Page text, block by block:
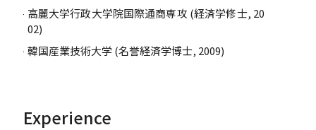
高麗大学行政大学院国際通商専攻 (経済学修士, 20
02)
韓国産業技術大学 (名誉経済学博士, 2009)
Experience